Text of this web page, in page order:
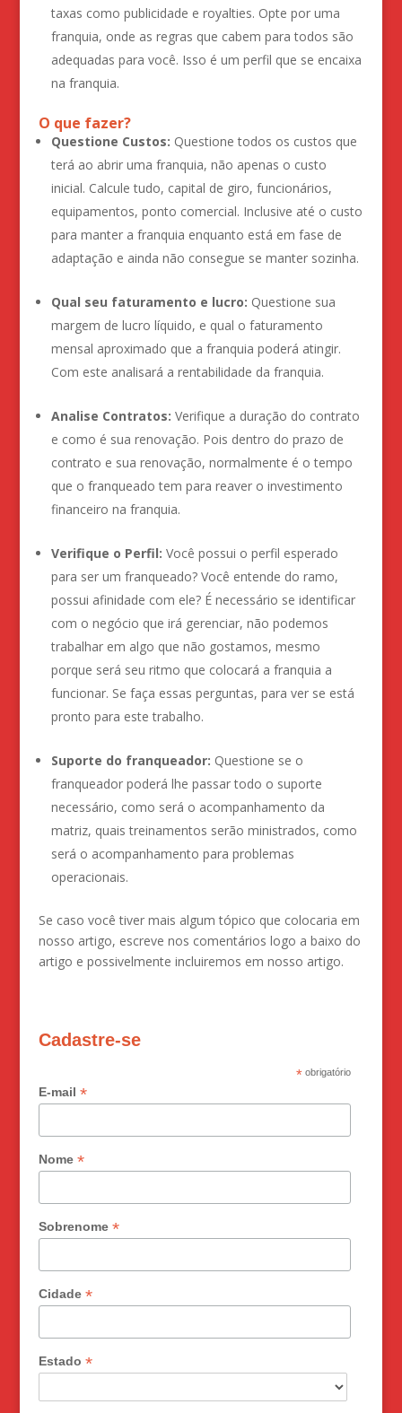
taxas como publicidade e royalties. Opte por uma
franquia, onde as regras que cabem para todos são
adequadas para você. Isso é um perfil que se encaixa
na franquia.
O que fazer?
Questione Custos: Questione todos os custos que
terá ao abrir uma franquia, não apenas o custo
inicial. Calcule tudo, capital de giro, funcionários,
equipamentos, ponto comercial. Inclusive até o custo
para manter a franquia enquanto está em fase de
adaptação e ainda não consegue se manter sozinha.
Qual seu faturamento e lucro: Questione sua
margem de lucro líquido, e qual o faturamento
mensal aproximado que a franquia poderá atingir.
Com este analisará a rentabilidade da franquia.
Analise Contratos: Verifique a duração do contrato
e como é sua renovação. Pois dentro do prazo de
contrato e sua renovação, normalmente é o tempo
que o franqueado tem para reaver o investimento
financeiro na franquia.
Verifique o Perfil: Você possui o perfil esperado
para ser um franqueado? Você entende do ramo,
possui afinidade com ele? É necessário se identificar
com o negócio que irá gerenciar, não podemos
trabalhar em algo que não gostamos, mesmo
porque será seu ritmo que colocará a franquia a
funcionar. Se faça essas perguntas, para ver se está
pronto para este trabalho.
Suporte do franqueador: Questione se o
franqueador poderá lhe passar todo o suporte
necessário, como será o acompanhamento da
matriz, quais treinamentos serão ministrados, como
será o acompanhamento para problemas
operacionais.
Se caso você tiver mais algum tópico que colocaria em
nosso artigo, escreve nos comentários logo a baixo do
artigo e possivelmente incluiremos em nosso artigo.
Cadastre-se
*obrigatório
E-mail *
Nome *
Sobrenome *
Cidade *
Estado *